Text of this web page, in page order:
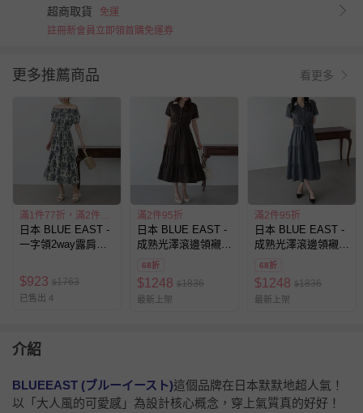
超商取貨
免運
註冊新會員立即領首購免運券
更多推薦商品 看更多
滿1件77折，滿2件55折
日本 BLUE EAST -
一字領2way露肩迷
卉-海軍藍
$923 $1763
已售出 4
滿2件95折
日本 BLUE EAST -
成熟光澤滾邊領襯衫
式短袖洋裝-咖啡
68折
$1248 $1836
最新上架
滿2件95折
日本 BLUE EAST -
成熟光澤滾邊領襯衫
式短袖洋裝-炭灰
68折
$1248 $1836
最新上架
介紹
BLUEEAST (ブルーイースト)這個品牌在日本默默地超人氣！
以「大人風的可愛感」為設計核心概念，穿上氣質真的好好！